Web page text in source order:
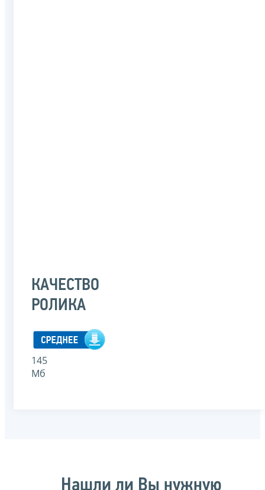
КАЧЕСТВО
РОЛИКА
145
Мб
Нашли ли Вы нужную